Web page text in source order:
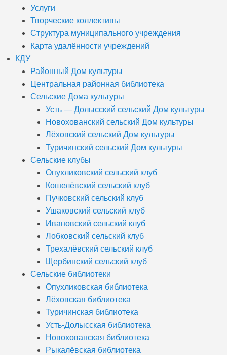
Услуги
Творческие коллективы
Структура муниципального учреждения
Карта удалённости учреждений
КДУ
Районный Дом культуры
Центральная районная библиотека
Сельские Дома культуры
Усть — Долысский сельский Дом культуры
Новохованский сельский Дом культуры
Лёховский сельский Дом культуры
Туричинский сельский Дом культуры
Сельские клубы
Опухликовский сельский клуб
Кошелёвский сельский клуб
Пучковский сельский клуб
Ушаковский сельский клуб
Ивановский сельский клуб
Лобковский сельский клуб
Трехалёвский сельский клуб
Щербинский сельский клуб
Сельские библиотеки
Опухликовская библиотека
Лёховская библиотека
Туричинская библиотека
Усть-Долысская библиотека
Новохованская библиотека
Рыкалёвская библиотека